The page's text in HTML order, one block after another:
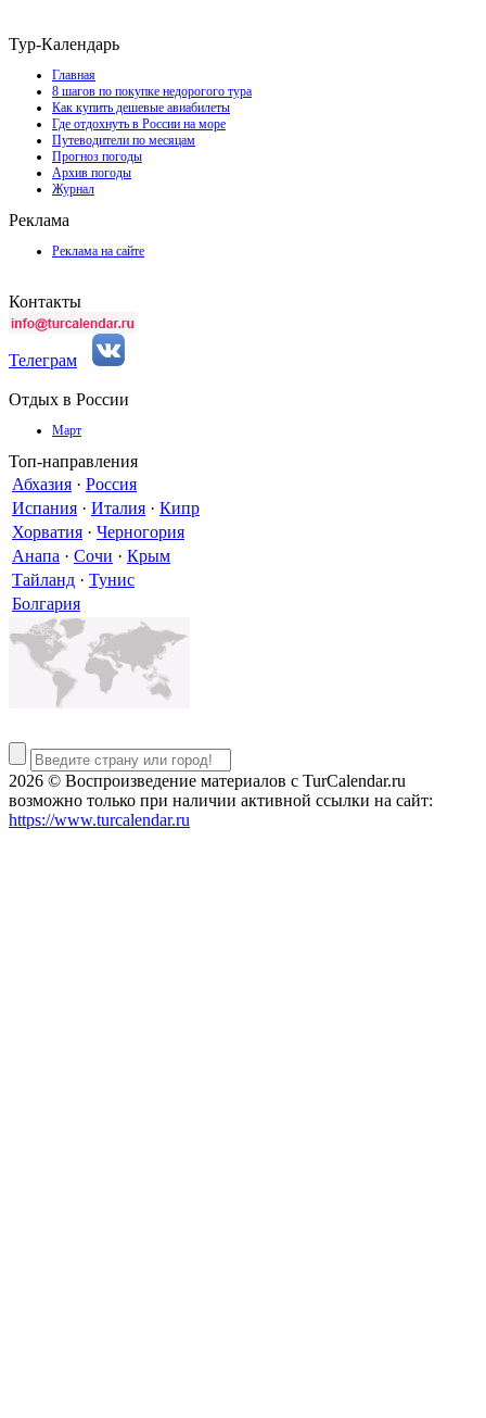
Тур-Календарь
Главная
8 шагов по покупке недорогого тура
Как купить дешевые авиабилеты
Где отдохнуть в России на море
Путеводители по месяцам
Прогноз погоды
Архив погоды
Журнал
Реклама
Реклама на сайте
Контакты
Телеграм
Отдых в России
Март
Топ-направления
Абхазия · Россия
Испания · Италия · Кипр
Хорватия · Черногория
Анапа · Сочи · Крым
Тайланд · Тунис
Болгария
2026 © Воспроизведение материалов c TurCalendar.ru
возможно только при наличии активной ссылки на сайт:
https://www.turcalendar.ru